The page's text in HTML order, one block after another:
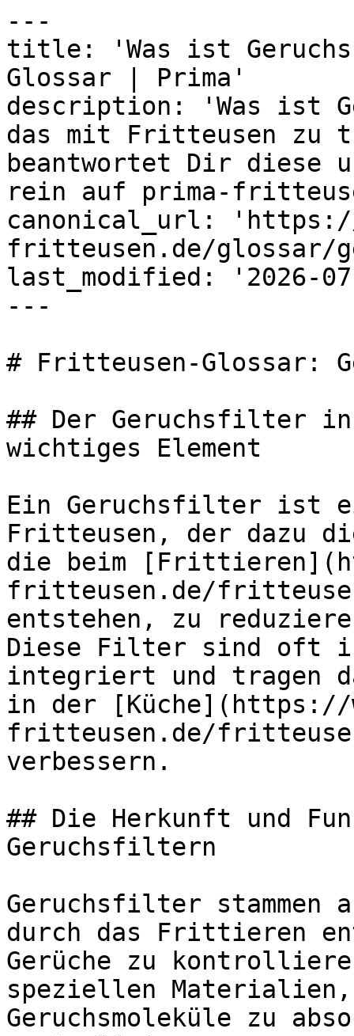
---
title: 'Was ist
Glossar | Prima'
description: 'Was ist
das mit Fritteusen zu
beantwortet Dir diese
rein auf prima-
canonical_url: 'https://
fritteusen.de/glossar/
last_modified: '2026-
---
# Fritteusen-Glossar:
## Der Geruchsfilter
wichtiges Element
Ein Geruchsfilter ist
Fritteusen, der dazu
die beim
fritteusen.de/
entstehen, zu
Diese Filter sind oft in
integriert und tragen
in der [Küche](https://
fritteusen.de/
verbessern.
## Die Herkunft und
Geruchsfiltern
Geruchsfilter stammen
durch das Frittieren
Gerüche zu
speziellen
Geruchsmoleküle zu